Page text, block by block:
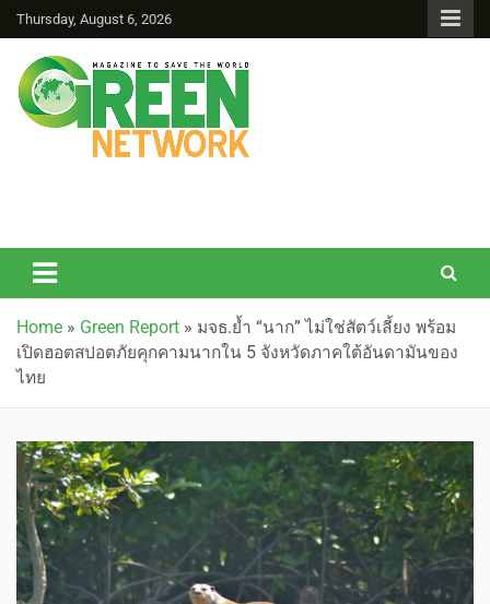
Thursday, August 6, 2026
Home » Green Report » มจธ.ย้ำ “นาก” ไม่ใช่สัตว์เลี้ยง พร้อม
เปิดฮอตสปอตภัยคุกคามนากใน 5 จังหวัดภาคใต้อันดามันของ
ไทย